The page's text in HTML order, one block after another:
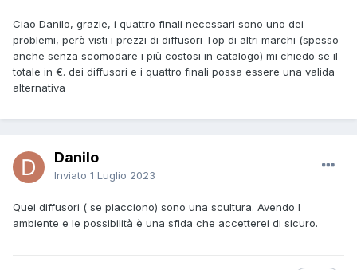
Ciao Danilo, grazie, i quattro finali necessari sono uno dei
problemi, però visti i prezzi di diffusori Top di altri marchi (spesso
anche senza scomodare i più costosi in catalogo) mi chiedo se il
totale in €. dei diffusori e i quattro finali possa essere una valida
alternativa
Danilo
Inviato 1 Luglio 2023
Quei diffusori ( se piacciono) sono una scultura. Avendo l
ambiente e le possibilità è una sfida che accetterei di sicuro.